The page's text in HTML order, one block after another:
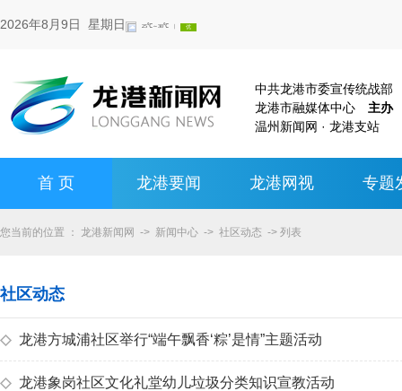
2026年8月9日 星期日
中共龙港市委宣传统战
龙港市融媒体中心 主办
温州新闻网 · 龙港支站
首 页 龙港要闻 龙港网视 专题
您当前的位置 ： 龙港新闻网 -> 新闻中心 -> 社区动态 -> 列表
社区动态
◇ 龙港方城浦社区举行“端午飘香‘粽’是情”主题活动
◇ 龙港象岗社区文化礼堂幼儿垃圾分类知识宣教活动